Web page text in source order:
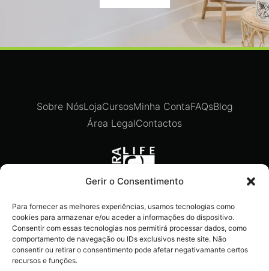
Gerir o Consentimento
Para fornecer as melhores experiências, usamos tecnologias como
cookies para armazenar e/ou aceder a informações do dispositivo.
Consentir com essas tecnologias nos permitirá processar dados, como
comportamento de navegação ou IDs exclusivos neste site. Não
consentir ou retirar o consentimento pode afetar negativamante certos
recursos e funções.
Recebe ofertas exclusivas,
novidades e dicas imperdíveis
diretamente no teu e-mail.
Sobre NósLojaCursosMinha ContaFAQsBlog
Área LegalContactos